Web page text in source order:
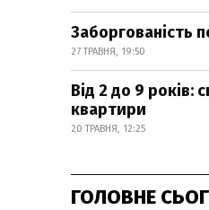
Заборгованість
27 ТРАВНЯ, 19:50
Від 2 до 9 років:
квартири
20 ТРАВНЯ, 12:25
ГОЛОВНЕ